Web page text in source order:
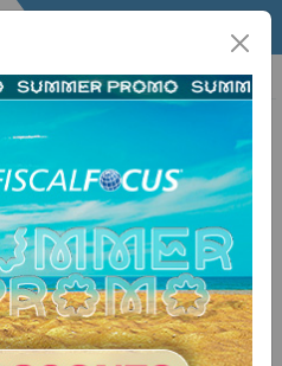
Articoli Legali
tributari
scatta la frode
ha deciso la